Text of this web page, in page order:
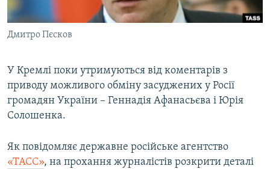
СВІДЧЕННЯ ОКУПАЦІЇ
УКРАЇНСЬКА ПРОБЛЕМА КРИМУ
Qırımtatar
Усі сайти RFE/RL
Дмитро Пєсков
У Кремлі поки утримуються від коментарів з
приводу можливого обміну засуджених у Росії
громадян України – Геннадія Афанасьєва і Юрія
Солошенка.
Як повідомляє державне російське агентство
«ТАСС», на прохання журналістів розкрити деталі